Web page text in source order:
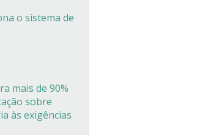
o sistema de
mais de 90%
sobre
às exigências